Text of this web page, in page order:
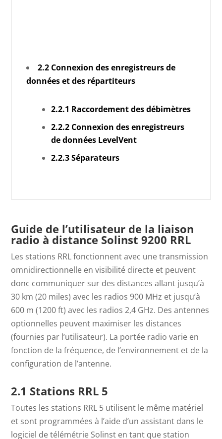
2.2 Connexion des enregistreurs de
données et des répartiteurs
2.2.1 Raccordement des débimètres
2.2.2 Connexion des enregistreurs
de données LevelVent
2.2.3 Séparateurs
Guide de l’utilisateur de la liaison
radio à distance Solinst 9200 RRL
Les stations RRL fonctionnent avec une transmission
omnidirectionnelle en visibilité directe et peuvent
donc communiquer sur des distances allant jusqu’à
30 km (20 miles) avec les radios 900 MHz et jusqu’à
600 m (1200 ft) avec les radios 2,4 GHz. Des antennes
optionnelles peuvent maximiser les distances
(fournies par l’utilisateur). La portée radio varie en
fonction de la fréquence, de l’environnement et de la
configuration de l’antenne.
2.1 Stations RRL 5
Toutes les stations RRL 5 utilisent le même matériel
et sont programmées à l’aide d’un assistant dans le
logiciel de télémétrie Solinst en tant que station